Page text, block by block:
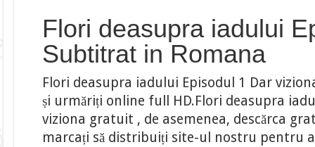
Flori deasupra iadului
Subtitrat in Romana
Flori deasupra iadului Episodul 1 Dar
și urmăriți online full HD.Flori deasupra
viziona gratuit , de asemenea, descărca
marcați să distribuiți site-ul nostru pentru